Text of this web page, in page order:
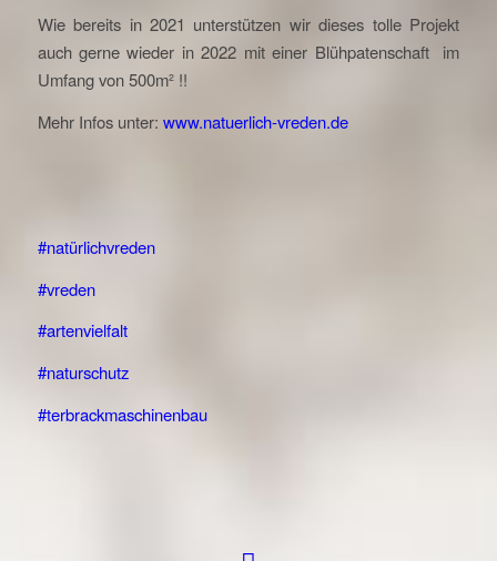
Wie bereits in 2021 unterstützen wir dieses tolle Projekt
auch gerne wieder in 2022 mit einer Blühpatenschaft im
Umfang von 500m² !!
Mehr Infos unter: www.natuerlich-vreden.de
#natürlichvreden
#vreden
#artenvielfalt
#naturschutz
#terbrackmaschinenbau